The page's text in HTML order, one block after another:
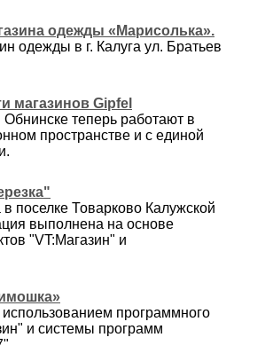
одежды «Марисолька».
одежды в г. Калуга ул. Братьев
магазинов Gipfel
теперь работают в
пространстве и с единой
поселке Товарково Калужской
выполнена на основе
"VT:Магазин" и
программного
и системы программ